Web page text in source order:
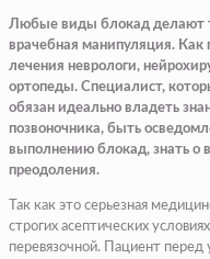
Любые виды блокад делают
врачебная манипуляция.
лечения неврологи,
ортопеды. Специалист,
обязан идеально владеть
позвоночника, быть
выполнению блокад, знать о
преодоления.
Так как это серьезная
строгих асептических
перевязочной. Пациент перед